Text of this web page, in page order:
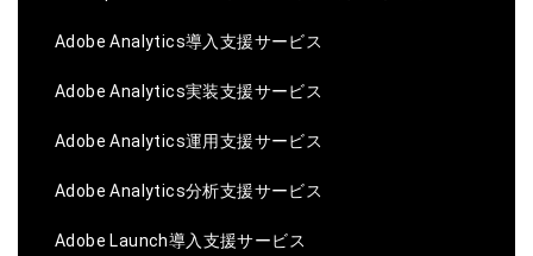
Adobe Analytics導入支援サービス
Adobe Analytics実装支援サービス
Adobe Analytics運用支援サービス
Adobe Analytics分析支援サービス
Adobe Launch導入支援サービス